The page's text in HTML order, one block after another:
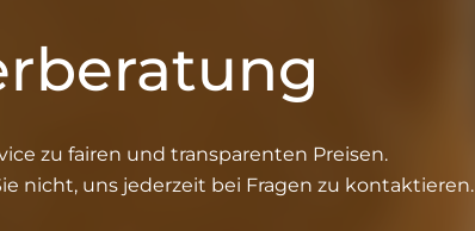
zu fairen und transparenten Preisen.
nicht, uns jederzeit bei Fragen zu kontaktieren.